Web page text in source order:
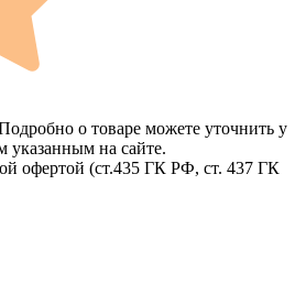
о товаре можете уточнить у
указанным на сайте.
офертой (ст.435 ГК РФ, cт. 437 ГК